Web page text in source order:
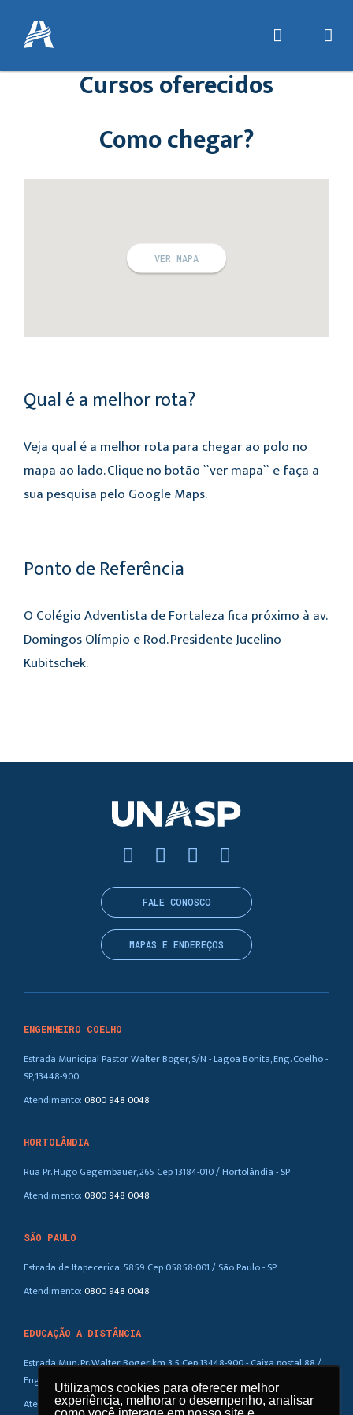
Utilizamos cookies para oferecer melhor
experiência, melhorar o desempenho, analisar
Utilizamos cookies para oferecer melhor
experiência, melhorar o desempenho, analisar
Cursos oferecidos
Como chegar?
Qual é a melhor rota?
Veja qual é a melhor rota para chegar ao polo no
mapa ao lado. Clique no botão ``ver mapa`` e faça a
sua pesquisa pelo Google Maps.
Ponto de Referência
O Colégio Adventista de Fortaleza fica próximo à av.
Domingos Olímpio e Rod. Presidente Jucelino
Kubitschek.
VER MAPA
ENGENHEIRO COELHO
Estrada Municipal Pastor Walter Boger, S/N - Lagoa Bonita, Eng. Coelho -
SP, 13448-900
Atendimento:0800 948 0048
HORTOLÂNDIA
Rua Pr. Hugo Gegembauer, 265 Cep 13184-010 / Hortolândia - SP
Atendimento:0800 948 0048
SÃO PAULO
Estrada de Itapecerica, 5859 Cep 05858-001 / São Paulo - SP
Atendimento:0800 948 0048
EDUCAÇÃO A DISTÂNCIA
Estrada Mun. Pr. Walter Boger, km 3,5 Cep 13448-900 - Caixa postal 88 /
Eng. Coelho – SP
Atendimento:0800 948 0048
FALE CONOSCO
MAPAS E ENDEREÇOS